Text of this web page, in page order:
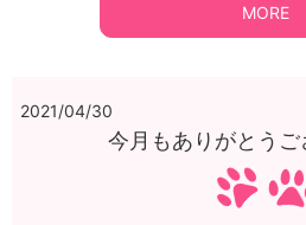
MORE
2021/04/30
今月もありがとうご